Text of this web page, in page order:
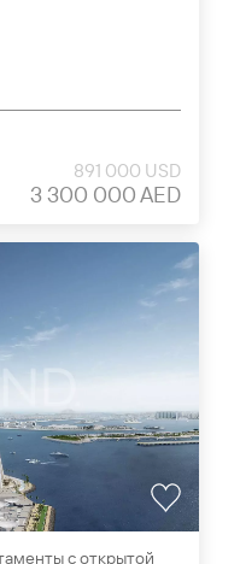
891 000 USD
3 300 000 AED
с открытой